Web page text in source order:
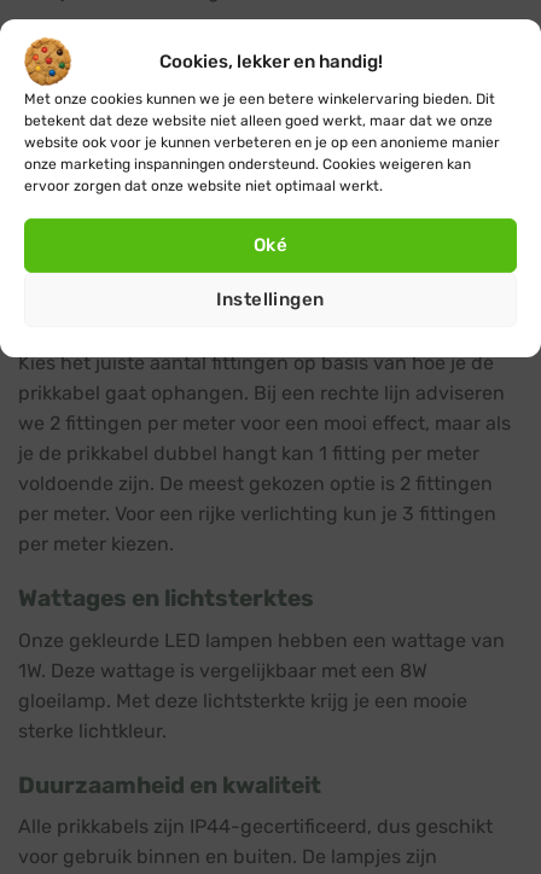
Cookies, lekker en handig!
Met onze cookies kunnen we je een betere winkelervaring bieden. Dit
betekent dat deze website niet alleen goed werkt, maar dat we onze
website ook voor je kunnen verbeteren en je op een anonieme manier
onze marketing inspanningen ondersteund. Cookies weigeren kan
ervoor zorgen dat onze website niet optimaal werkt.
Oké
Instellingen
Lengtes en aantallen lampjes
De gekleurde prikkabels zijn verkrijgbaar in lengtes van
5 en 10 meter, met respectievelijk 5, 10 of 15 lampjes
(5m) en 10, 20 of 30 lampjes (10m). De lampjes hebben
een onderlinge afstand van 33cm, 50cm of 1m. Dankzij
eenvoudig met elkaar verbinden om grotere
oppervlaktes te verlichten.
Kies het juiste aantal fittingen op basis van hoe je de
prikkabel gaat ophangen. Bij een rechte lijn adviseren
we 2 fittingen per meter voor een mooi effect, maar als
je de prikkabel dubbel hangt kan 1 fitting per meter
voldoende zijn. De meest gekozen optie is 2 fittingen
per meter. Voor een rijke verlichting kun je 3 fittingen
per meter kiezen.
Wattages en lichtsterktes
Onze gekleurde LED lampen hebben een wattage van
1W. Deze wattage is vergelijkbaar met een 8W
gloeilamp. Met deze lichtsterkte krijg je een mooie
sterke lichtkleur.
Duurzaamheid en kwaliteit
Alle prikkabels zijn IP44-gecertificeerd, dus geschikt
voor gebruik binnen en buiten. De lampjes zijn